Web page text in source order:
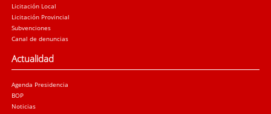
Licitación Local
Licitación Provincial
Subvenciones
Canal de denuncias
Actualidad
Agenda Presidencia
BOP
Noticias